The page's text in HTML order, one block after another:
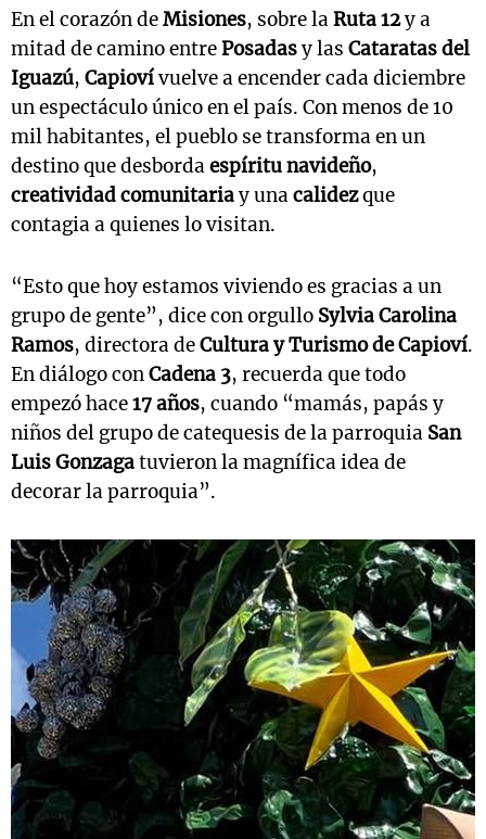
En el corazón deMisiones, sobre laRuta 12y a
mitad de camino entrePosadasy las Cataratas del
Iguazú, Capiovívuelve a encender cada diciembre
un espectáculo único en el país. Con menos de 10
mil habitantes, el pueblo se transforma en un
destino que desbordaespíritu navideño,
creatividad comunitariay unacalidezque
contagia a quienes lo visitan.
“Esto que hoy estamos viviendo es gracias a un
grupo de gente”, dice con orgullo Sylvia Carolina
Ramos, directora deCultura y Turismo de Capioví.
En diálogo conCadena 3, recuerda que todo
empezó hace17 años, cuando “mamás, papás y
niños del grupo de catequesis de la parroquia San
Luis Gonzagatuvieron la magnífica idea de
decorar la parroquia”.